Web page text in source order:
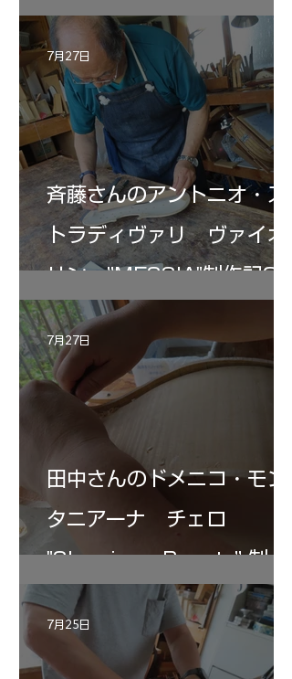
斉藤さんのアントニオ・ス
トラディヴァリ ヴァイオ
リン ”MESSIA"制作記33
7月27日
田中さんのドメニコ・モン
タニアーナ チェロ
"Sleeping・Beauty” 制作
記 30
7月27日
7月25日